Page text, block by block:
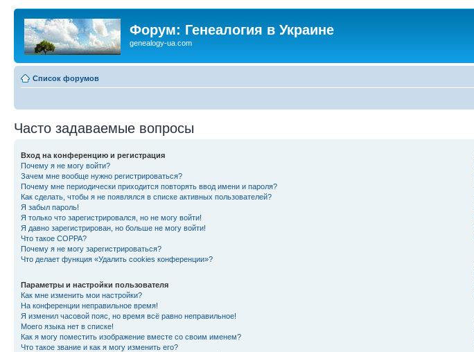
Форум: Генеалогия в Украине
genealogy-ua.com
Список форумов
Часто задаваемые вопросы
Вход на конференцию и регистрация
Почему я не могу войти?
Зачем мне вообще нужно регистрироваться?
Почему мне периодически приходится повторять ввод имени и пароля?
Как сделать, чтобы я не появлялся в списке активных пользователей?
Я забыл пароль!
Я только что зарегистрировался, но не могу войти!
Я давно зарегистрирован, но больше не могу войти!
Что такое COPPA?
Почему я не могу зарегистрироваться?
Что делает функция «Удалить cookies конференции»?
Параметры и настройки пользователя
Как мне изменить мои настройки?
На конференции неправильное время!
Я изменил часовой пояс, но время всё равно неправильное!
Моего языка нет в списке!
Как я могу поместить изображение вместе со своим именем?
Что такое звание и как я могу изменить его?